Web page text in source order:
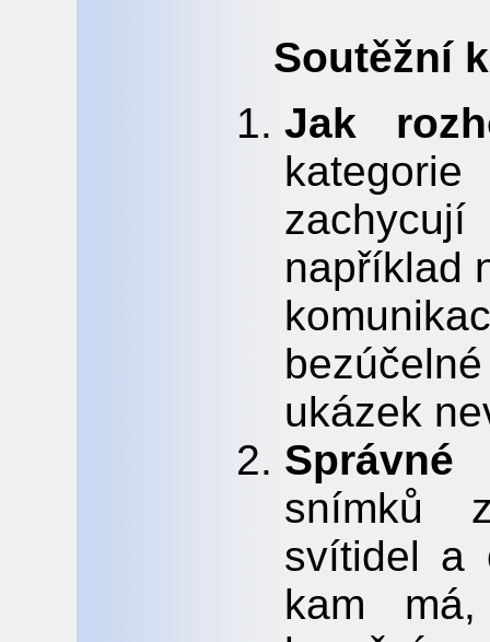
Soutěžní
Jak
například
ukázek
snímků
svítidel a
kam